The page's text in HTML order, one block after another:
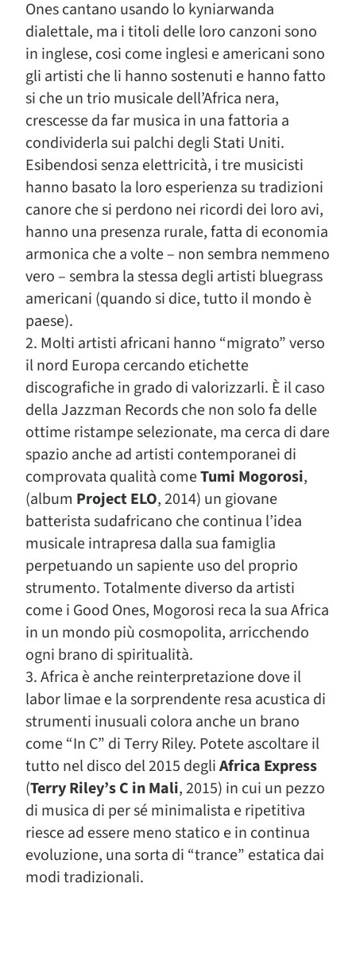
Ones cantano usando lo kyniarwanda
dialettale, ma i titoli delle loro canzoni sono
in inglese, cosi come inglesi e americani sono
gli artisti che li hanno sostenuti e hanno fatto
si che un trio musicale dell’Africa nera,
crescesse da far musica in una fattoria a
condividerla sui palchi degli Stati Uniti.
Esibendosi senza elettricità, i tre musicisti
hanno basato la loro esperienza su tradizioni
canore che si perdono nei ricordi dei loro avi,
hanno una presenza rurale, fatta di economia
armonica che a volte – non sembra nemmeno
vero – sembra la stessa degli artisti bluegrass
americani (quando si dice, tutto il mondo è
paese).
2. Molti artisti africani hanno “migrato” verso
il nord Europa cercando etichette
discografiche in grado di valorizzarli. È il caso
della Jazzman Records che non solo fa delle
ottime ristampe selezionate, ma cerca di dare
spazio anche ad artisti contemporanei di
comprovata qualità comeTumi Mogorosi,
(album Project ELO, 2014) un giovane
batterista sudafricano che continua l’idea
musicale intrapresa dalla sua famiglia
perpetuando un sapiente uso del proprio
strumento. Totalmente diverso da artisti
come i Good Ones, Mogorosi reca la sua Africa
in un mondo più cosmopolita, arricchendo
ogni brano di spiritualità.
3. Africa è anche reinterpretazione dove il
labor limae e la sorprendente resa acustica di
strumenti inusuali colora anche un brano
come “In C” di Terry Riley. Potete ascoltare il
tutto nel disco del 2015 degliAfrica Express
(Terry Riley’s C in Mali, 2015) in cui un pezzo
di musica di per sé minimalista e ripetitiva
riesce ad essere meno statico e in continua
evoluzione, una sorta di “trance” estatica dai
modi tradizionali.